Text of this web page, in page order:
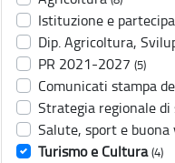
Istituzione e
Dip. Agricoltura,
PR 2021-2027 (5)
Comunicati stampa
Strategia regionale
Salute, sport e buona
Turismo e Cultura (4)